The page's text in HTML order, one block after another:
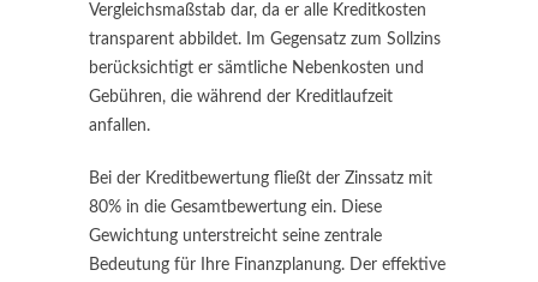
Vergleichsmaßstab dar, da er alle Kreditkosten
transparent abbildet. Im Gegensatz zum Sollzins
berücksichtigt er sämtliche Nebenkosten und
Gebühren, die während der Kreditlaufzeit
anfallen.
Bei der Kreditbewertung fließt der Zinssatz mit
80% in die Gesamtbewertung ein. Diese
Gewichtung unterstreicht seine zentrale
Bedeutung für Ihre Finanzplanung. Der effektive